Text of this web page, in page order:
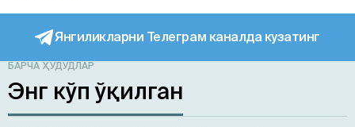
Янгиликларни Телеграм каналда кузатинг
БАРЧА ҲУДУДЛАР
Энг кўп ўқилган